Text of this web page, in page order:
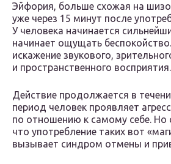
Эйфория, больше схожая на
уже через 15 минут после
У человека начинается
начинает ощущать
искажение звукового,
и пространственного восприятия.
Действие продолжается в
период человек проявляет
по отношению к самому себе. Но
что употребление таких вот
вызывает синдром отмены и